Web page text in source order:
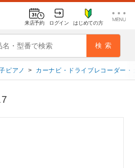
来店予約 ログイン はじめての方
ピアノ > カーナビ・ドライブレコーダー・